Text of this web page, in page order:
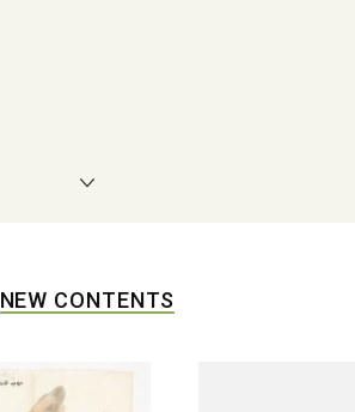
NEW CONTENTS